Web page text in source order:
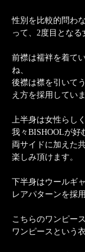
性別を比較的問わ
って、2度目となる
前襟は襦袢を着て
ね、
後襟は襟を引いて
え方を採用していま
上半身は女性らし
我々BISHOOLが好
両サイドに加えた
楽しみ頂けます。
下半身はウールギ
レアパターンを採
こちらのワンピー
ワンピースという